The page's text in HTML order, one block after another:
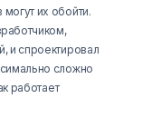
их обойти.
и спроектировал
сложно
работает